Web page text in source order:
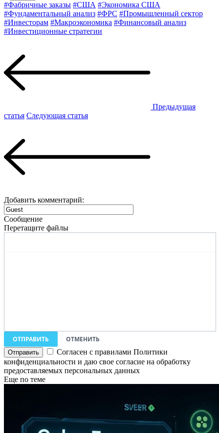
#Фабричные заказы #США #Экономика США
#Фундаментальный анализ #ФРС #Промышленный сектор
#Инвесторам #Макроэкономика #Финансовый анализ
#Инвестиционные стратегии
Предыдущая
статья Следующая статья
Добавить комментарий:
Сообщение
Перетащите файлы
ОТПРАВИТЬ
ОТМЕНИТЬ
Согласен с правилами Политики
конфиденциальности и даю свое согласие на обработку
предоставляемых персональных данных
Еще по теме